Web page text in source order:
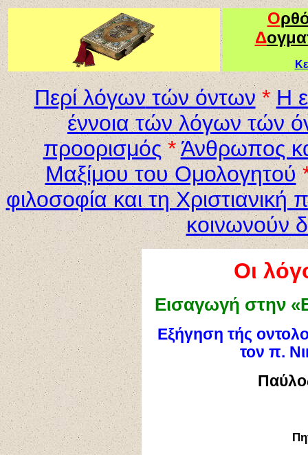
Ο
Δ
Περί λόγωντών όντων * Η
έννοια τών λόγων τών
προορισμός * Άνθρωπος
Μαξίμου του Ομολογητού
φιλοσοφία και τη Χριστιανική
κοινωνούν
Οι
Εισαγωγή στην
Εξήγηση τής
τον π.